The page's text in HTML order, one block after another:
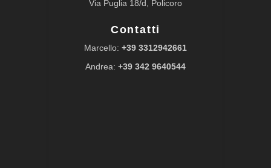
Via Puglia 18/d, Policoro
Contatti
Marcello: +39 3312942661
Andrea: +39 342 9640544